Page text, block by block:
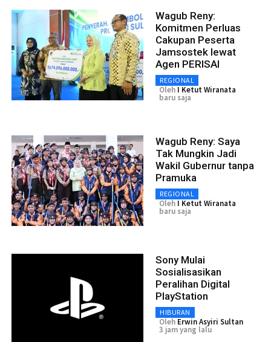
Wagub Reny:
Komitmen Perluas
Cakupan Peserta
Jamsostek lewat
Agen PERISAI
REGIONAL
Oleh I Ketut Wiranata
baru saja
Wagub Reny: Saya
Tak Mungkin Jadi
Wakil Gubernur tanpa
Pramuka
REGIONAL
Oleh I Ketut Wiranata
baru saja
Sony Mulai
Sosialisasikan
Peralihan Digital
PlayStation
HIBURAN
Oleh Erwin Asyiri Sultan
3 jam yang lalu